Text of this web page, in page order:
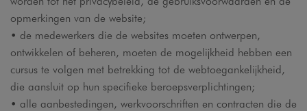
opmerkingen van de website;
• de medewerkers die de websites moeten ontwerpen,
ontwikkelen of beheren, moeten de mogelijkheid hebben een
cursus te volgen met betrekking tot de webtoegankelijkheid,
die aansluit op hun specifieke beroepsverplichtingen;
• alle aanbestedingen, werkvoorschriften en contracten die de